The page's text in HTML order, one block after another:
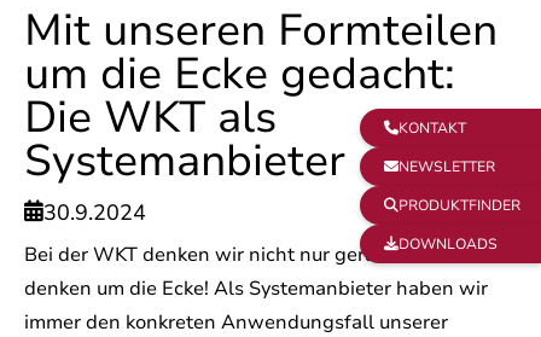
Mit unseren Formteilen
um die Ecke gedacht:
Die WKT als
Systemanbieter
30.9.2024
Bei der WKT denken wir nicht nur geradeaus – wir
denken um die Ecke! Als Systemanbieter haben wir
immer den konkreten Anwendungsfall unserer
KONTAKT
NEWSLETTER
 PRODUKTFINDER
DOWNLOADS